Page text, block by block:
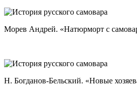
Морев Андрей. «Натюрморт с
Н. Богданов-Бельский. «Новые